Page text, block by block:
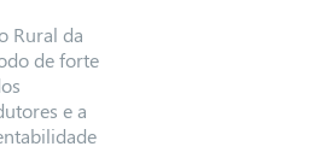
Rural da
de forte
e a